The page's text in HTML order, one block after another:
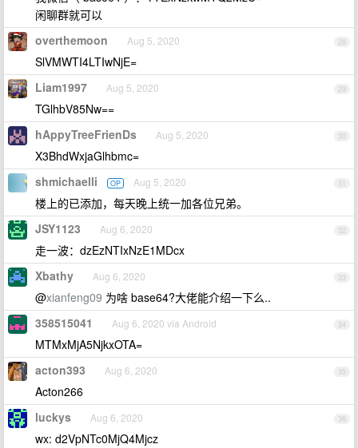
闲聊群就可以
28
overthemoon Aug 5, 2020
SlVMWTI4LTIwNjE=
29
Liam1997 Aug 5, 2020
TGlhbV85Nw==
30
hAppyTreeFrienDs Aug 5, 2020
X3BhdWxjaGlhbmc=
31
shmichaelli OP Aug 5, 2020
楼上的已添加，每天晚上统一加各位兄弟。
32
JSY1123 Aug 6, 2020
走一波：dzEzNTIxNzE1MDcx
33
Xbathy Aug 6, 2020
@xianfeng09 为啥 base64?大佬能介绍一下么..
34
358515041 Aug 6, 2020 via Android
MTMxMjA5NjkxOTA=
35
acton393 Aug 6, 2020
Acton266
36
luckys Aug 6, 2020
wx: d2VpNTc0MjQ4Mjcz